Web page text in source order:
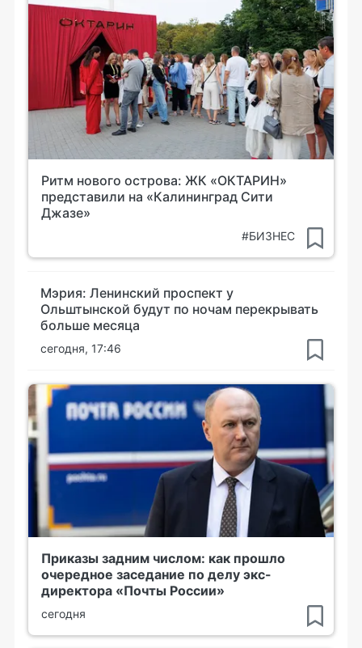
Ритм нового острова: ЖК «ОКТАРИН»
представили на «Калининград Сити
Джазе»
#БИЗНЕС
Мэрия: Ленинский проспект у
Ольштынской будут по ночам перекрывать
больше месяца
сегодня, 17:46
Приказы задним числом: как прошло
очередное заседание по делу экс-
директора «Почты России»
сегодня